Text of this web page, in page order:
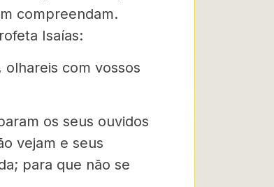
compreendam.
Isaías:
olhareis com vossos
os seus ouvidos
vejam e seus
para que não se